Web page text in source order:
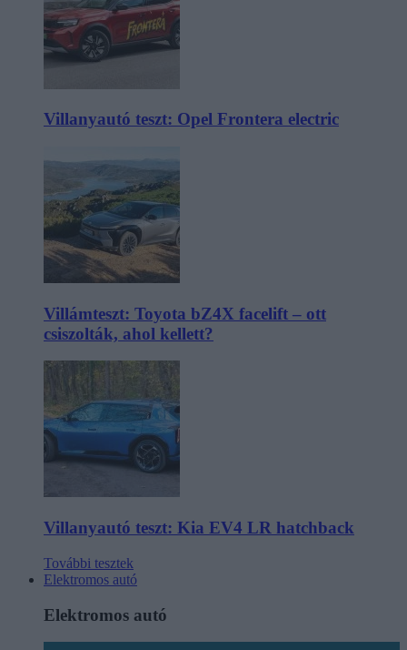
Villanyautó teszt: Opel Frontera electric
Villámteszt: Toyota bZ4X facelift – ott
csiszolták, ahol kellett?
Villanyautó teszt: Kia EV4 LR hatchback
További tesztek
Elektromos autó
Elektromos autó